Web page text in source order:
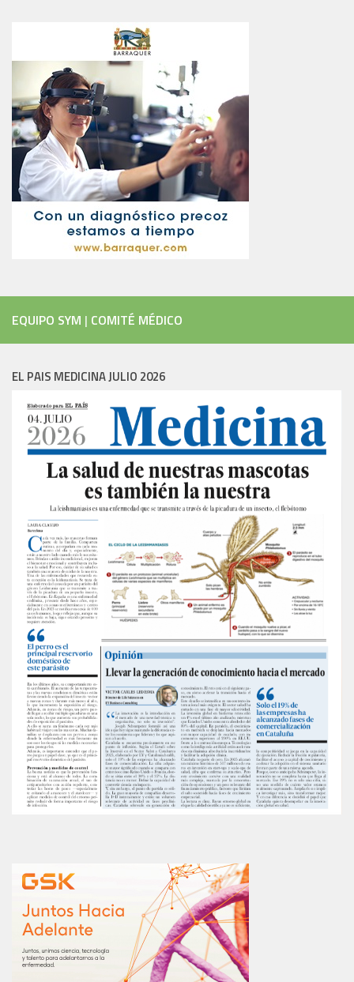
EQUIPO SYM | COMITÉ MÉDICO
EL PAIS MEDICINA JULIO 2026